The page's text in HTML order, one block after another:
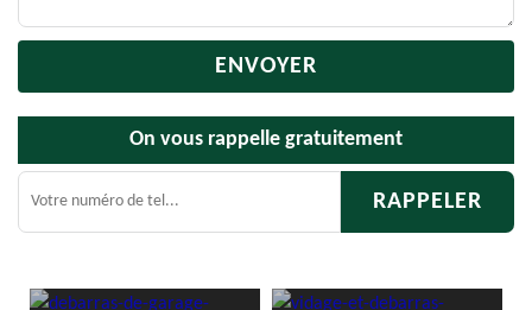
On vous rappelle gratuitement